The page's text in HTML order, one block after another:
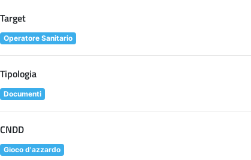
Target
Operatore Sanitario
Tipologia
Documenti
CNDD
Gioco d'azzardo